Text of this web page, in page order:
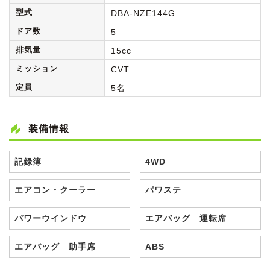
型式 DBA-NZE144G
ドア数 5
排気量 15cc
ミッション CVT
定員 5名
装備情報
記録簿 4WD
エアコン・クーラー パワステ
パワーウインドウ エアバッグ 運転席
エアバッグ 助手席 ABS